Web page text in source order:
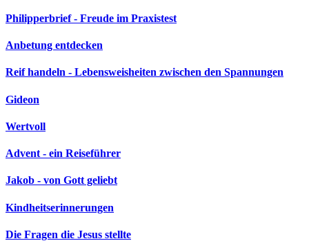
Philipperbrief - Freude im Praxistest
Anbetung entdecken
Reif handeln - Lebensweisheiten zwischen den Spannungen
Gideon
Wertvoll
Advent - ein Reiseführer
Jakob - von Gott geliebt
Kindheitserinnerungen
Die Fragen die Jesus stellte